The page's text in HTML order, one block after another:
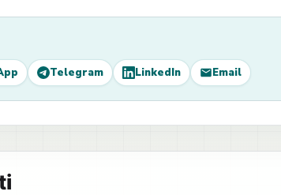
Telegram LinkedIn Email